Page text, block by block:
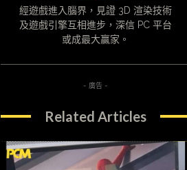
經遊戲進入腦界，見證 3D 渲染技術
及遊戲引擎互相進步，深信 PC 平台
或成最大贏家。
- 廣告 -
Related Articles